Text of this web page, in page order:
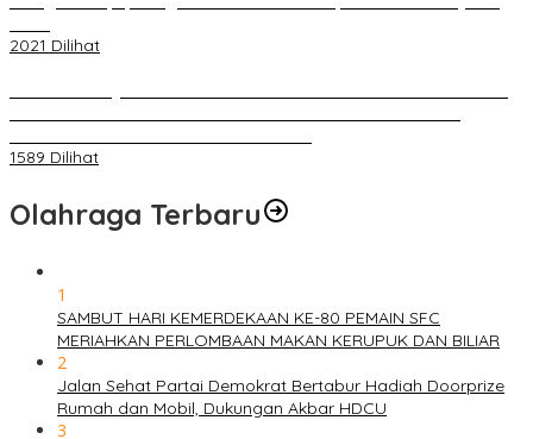
2021 Dilihat
1589 Dilihat
Olahraga Terbaru
1
SAMBUT HARI KEMERDEKAAN KE-80 PEMAIN SFC
MERIAHKAN PERLOMBAAN MAKAN KERUPUK DAN BILIAR
2
Jalan Sehat Partai Demokrat Bertabur Hadiah Doorprize
Rumah dan Mobil, Dukungan Akbar HDCU
3